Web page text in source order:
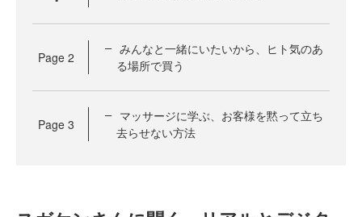
Page 2
みんなと一緒にいたいから、ヒト気のあ
る場所で買う
Page 3
マッサージに学ぶ、お客様を黙って立ち
去らせない方法